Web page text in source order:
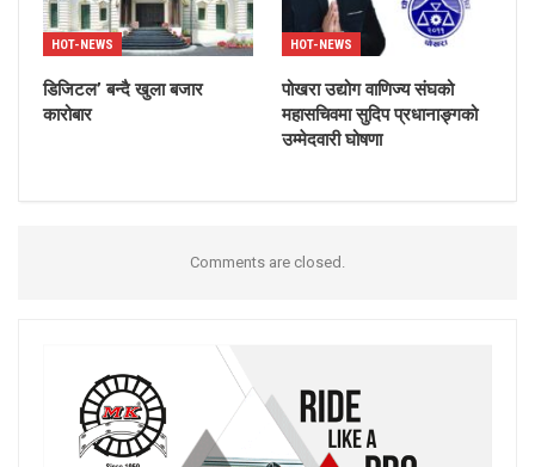
HOT-NEWS
डिजिटल’ बन्दै खुला बजार
कारोबार
HOT-NEWS
पोखरा उद्योग वाणिज्य संघको
महासचिवमा सुदिप प्रधानाङ्गको
उम्मेदवारी घोषणा
Comments are closed.